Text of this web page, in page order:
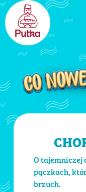
O tajemniczej
pączkach,
brzuch.